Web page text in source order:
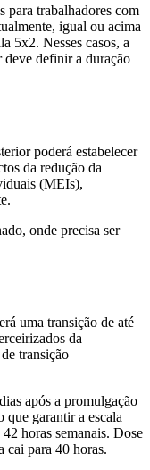
para trabalhadores com
igual ou acima
5x2. Nesses casos, a
deve definir a duração
poderá estabelecer
da redução da
(MEIs),
onde precisa ser
uma transição de até
da
transição
após a promulgação
que garantir a escala
horas semanais. Dose
cai para 40 horas.